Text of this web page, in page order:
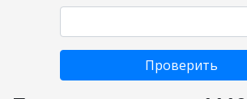
Проверить